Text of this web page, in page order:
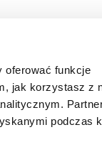
oferować funkcje
jak korzystasz z
podczas